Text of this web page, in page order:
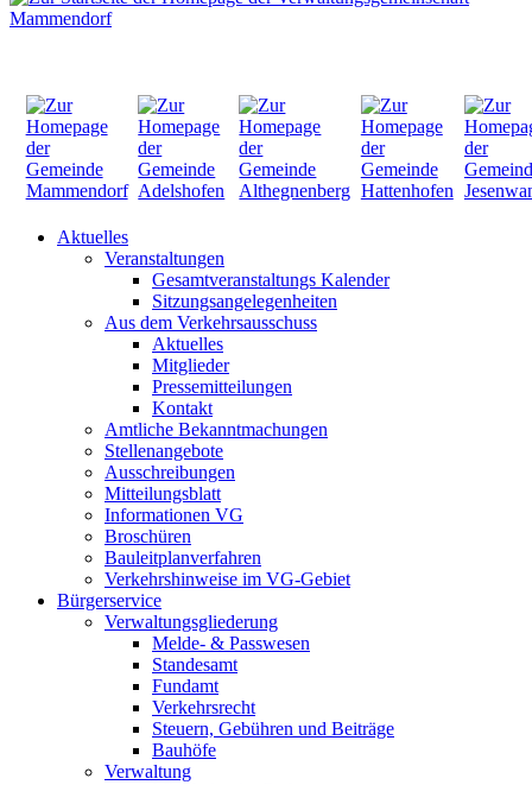
Aktuelles
Veranstaltungen
Gesamtveranstaltungs Kalender
Sitzungsangelegenheiten
Aus dem Verkehrsausschuss
Aktuelles
Mitglieder
Pressemitteilungen
Kontakt
Amtliche Bekanntmachungen
Stellenangebote
Ausschreibungen
Mitteilungsblatt
Informationen VG
Broschüren
Bauleitplanverfahren
Verkehrshinweise im VG-Gebiet
Bürgerservice
Verwaltungsgliederung
Melde- & Passwesen
Standesamt
Fundamt
Verkehrsrecht
Steuern, Gebühren und Beiträge
Bauhöfe
Verwaltung